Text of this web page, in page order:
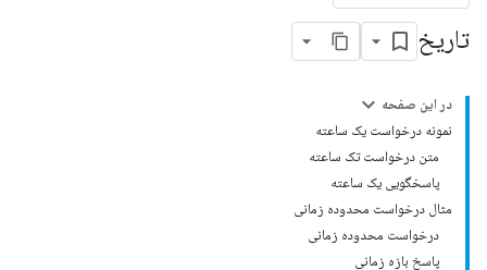
تاریخ
در این صفحه
نمونه درخواست یک ساعته
متن درخواست تک ساعته
پاسخگویی یک ساعته
مثال درخواست محدوده زمانی
درخواست محدوده زمانی
پاسخ بازه زمانی